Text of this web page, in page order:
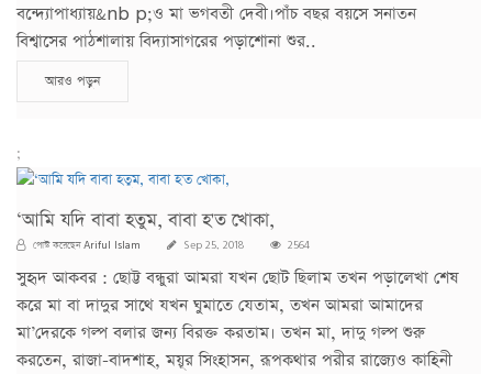
বন্দ্যোপাধ্যায়&nb p;ও মা ভগবতী দেবী।পাঁচ বছর বয়সে সনাতন
বিশ্বাসের পাঠশালায় বিদ্যাসাগরের পড়াশোনা শুর..
আরও পড়ুন
;
‘আমি যদি বাবা হতুম, বাবা হ'ত খোকা,
পোস্ট করেছেনAriful Islam Sep 25, 2018 2564
সুহৃদ আকবর : ছোট্ট বন্ধুরা আমরা যখন ছোট ছিলাম তখন পড়ালেখা শেষ
করে মা বা দাদুর সাথে যখন ঘুমাতে যেতাম, তখন আমরা আমাদের
মা’দেরকে গল্প বলার জন্য বিরক্ত করতাম। তখন মা, দাদু গল্প শুরু
করতেন, রাজা-বাদশাহ, ময়ূর সিংহাসন, রূপকথার পরীর রাজ্যেও কাহিনী